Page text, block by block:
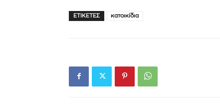
ΕΤΙΚΈΤΕΣ κατοικίδια